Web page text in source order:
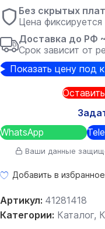
Без скрытых
Цена
Доставка до РФ
Срок зависит от
Показать цену под
WhatsApp
Ваши данные
Добавить в избранное
Артикул: 41281418
Категории: Каталог,